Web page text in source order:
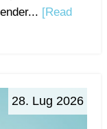
[Read
28. Lug 2026